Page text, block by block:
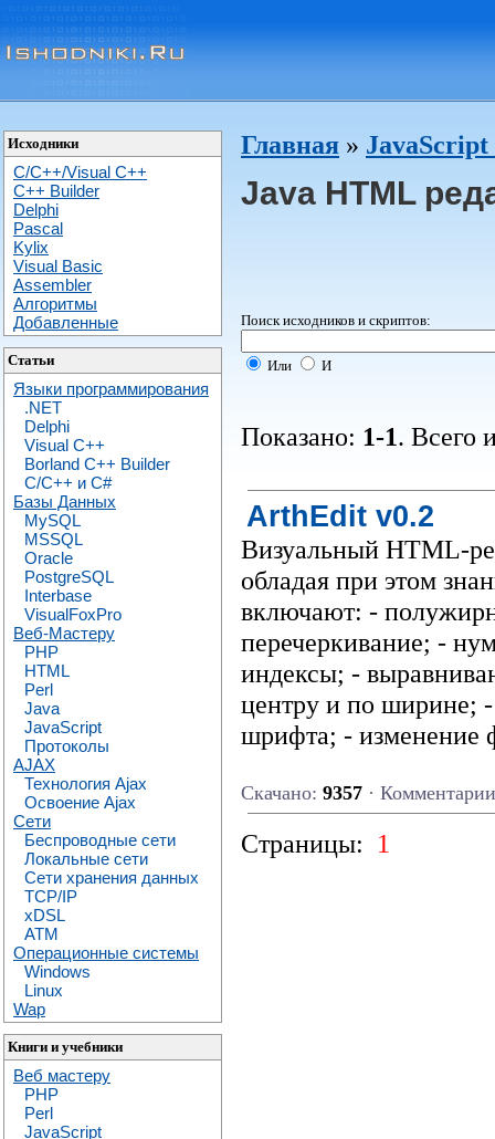
Исходники
C/C++/Visual C++
С++ Builder
Delphi
Pascal
Kylix
Visual Basic
Assembler
Алгоритмы
Добавленные
Статьи
Языки программирования
.NET
Delphi
Visual C++
Borland C++ Builder
C/С++ и C#
Базы Данных
MySQL
MSSQL
Oracle
PostgreSQL
Interbase
VisualFoxPro
Веб-Мастеру
PHP
HTML
Perl
Java
JavaScript
Протоколы
AJAX
Технология Ajax
Освоение Ajax
Сети
Беспроводные сети
Локальные сети
Сети хранения данных
TCP/IP
xDSL
ATM
Операционные системы
Windows
Linux
Wap
Книги и учебники
Веб мастеру
PHP
Perl
JavaScript
Главная »
Java HTML
Поиск исходников и скриптов:
Или И
Показано: 1-1. Всего
ArthEdit v0.2
Визуальный HTML-
обладая при этом
включают: -
перечеркивание; -
индексы; -
центру и по ширине; -
шрифта; - изменение
Скачано: 9357 ·
Страницы: 1